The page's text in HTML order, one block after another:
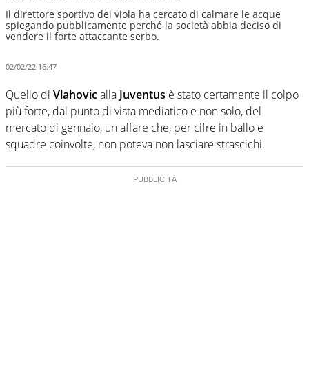
Il direttore sportivo dei viola ha cercato di calmare le acque
spiegando pubblicamente perché la società abbia deciso di
vendere il forte attaccante serbo.
02/02/22 16:47
Quello di Vlahovicalla Juventus è stato certamente il colpo
più forte, dal punto di vista mediatico e non solo, del
mercato di gennaio, un affare che, per cifre in ballo e
squadre coinvolte, non poteva non lasciare strascichi.